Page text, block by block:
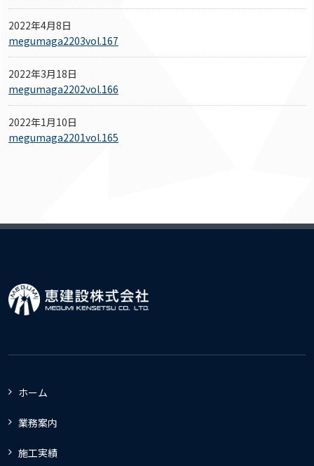
2022年4月8日
megumaga2203vol.167
2022年3月18日
megumaga2202vol.166
2022年1月10日
megumaga2201vol.165
ホーム
業務案内
施工実績